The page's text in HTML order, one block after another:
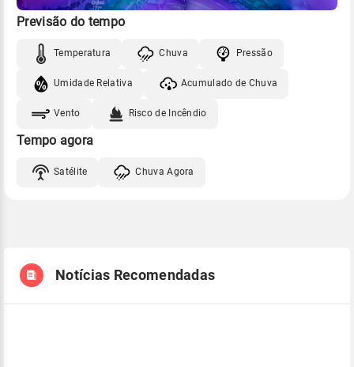
Previsão do tempo
Temperatura Chuva Pressão
Umidade Relativa Acumulado de Chuva
Vento Risco de Incêndio
Tempo agora
Satélite Chuva Agora
Notícias Recomendadas